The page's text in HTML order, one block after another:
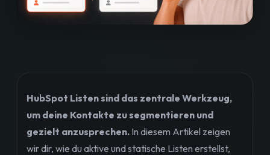
HubSpot Listen sind das zentrale Werkzeug,
um deine Kontakte zu segmentieren und
gezielt anzusprechen. In diesem Artikel zeigen
wir dir, wie du aktive und statische Listen erstellst,